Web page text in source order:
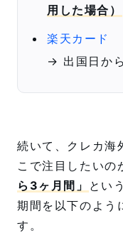
用した場合）
楽天カード
→ 出国日か
続いて、クレカ海
こで注目したいの
ら3ヶ月間」 とい
期間を以下のよう
す。